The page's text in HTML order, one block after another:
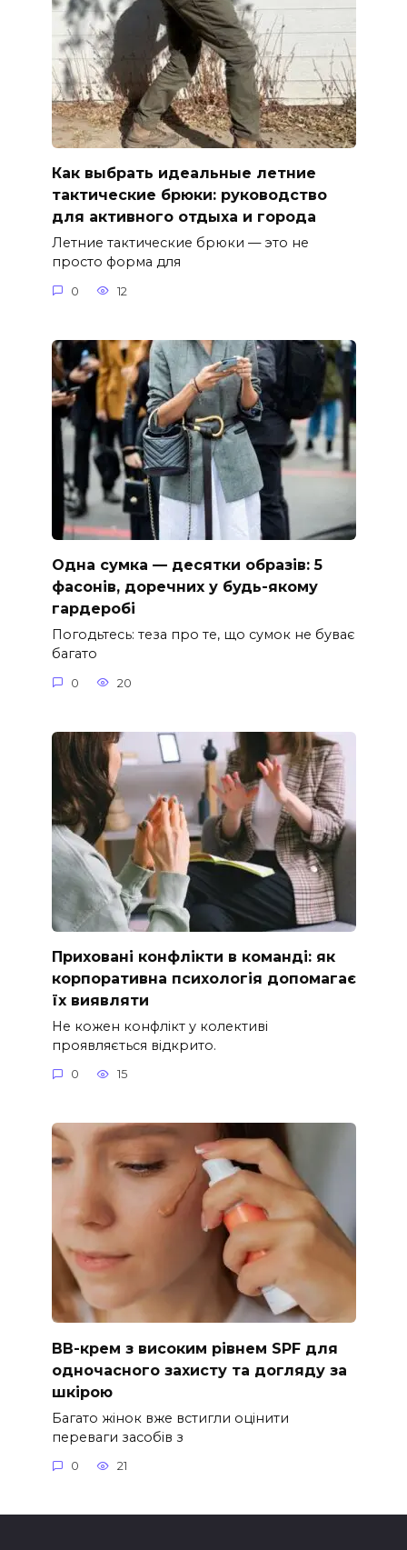
Как выбрать идеальные летние
тактические брюки: руководство
для активного отдыха и города
Летние тактические брюки — это не
просто форма для
0 12
Одна сумка — десятки образів: 5
фасонів, доречних у будь-якому
гардеробі
Погодьтесь: теза про те, що сумок не буває
багато
0 20
Приховані конфлікти в команді: як
корпоративна психологія допомагає
їх виявляти
Не кожен конфлікт у колективі
проявляється відкрито.
0 15
ВВ-крем з високим рівнем SPF для
одночасного захисту та догляду за
шкірою
Багато жінок вже встигли оцінити
переваги засобів з
0 21